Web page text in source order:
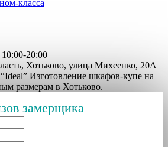
класса
20:00
Хотьково, улица Михеенко, 20А
Изготовление шкафов-купе на
размерам в Хотьково.
замерщика